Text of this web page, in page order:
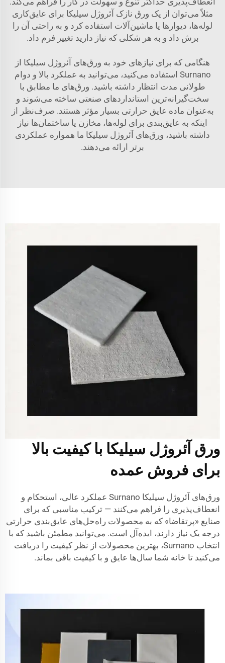
مثلاً می‌توان از یک ورق نازک آئروژل سیلیکا برای عایق‌کاری
لوله‌ها، دیوارها یا ماشین‌آلات استفاده کرد و به راحتی آن را
برش داد و به هر شکلی که نیاز دارید تغییر فرم داد.
هنگامی که برای نیازهای خود به ورق‌های آئروژل سیلیکا از
Surnano استفاده می‌کنید، می‌توانید به عملکرد بالا و دوام
طولانی مدت انتظار داشته باشید. ورق‌های ما مطابق با
سخت‌گیرانه‌ترین استانداردهای صنعتی ساخته می‌شوند و
به‌عنوان ماده عایق حرارتی بسیار مؤثر هستند. صرف‌نظر از
اینکه به عایق‌بندی برای لوله‌ها، مخازن یا ساختمان‌ها نیاز
داشته باشید، ورق‌های آئروژل سیلیکا ما همواره عملکردی
برتر ارائه می‌دهند.
ورق آئروژل سیلیکا با کیفیت بالا
برای فروش عمده
ورق‌های آئروژل سیلیکا Surnano عملکرد عالی، استحکام و
انعطاف‌پذیری را فراهم می‌کنند — ترکیب مناسبی که برای
صنایع «پرتقاضا» که به محصولات راه‌حل‌های عایق‌بندی حرارتی
درجه یک نیاز دارند، ایده‌آل است. می‌توانید مطمئن باشید که با
انتخاب Surnano، بهترین محصولات از نظر کیفیت را دریافت
می‌کنید تا خانه شما سال‌ها عایق و با کیفیت باقی بماند.